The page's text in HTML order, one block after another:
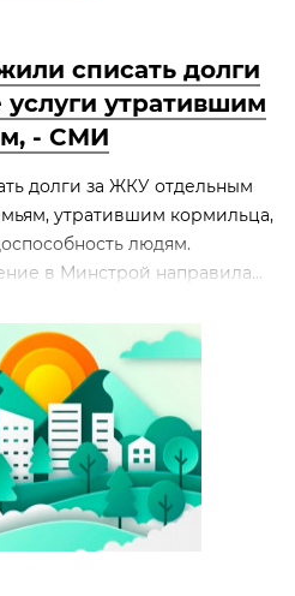
списать долги
утратившим
- СМИ
долги за ЖКУ отдельным
утратившим кормильца,
людям.
в Минстрой направила...